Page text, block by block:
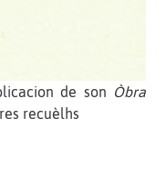
de son Òbra
recuèlhs